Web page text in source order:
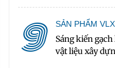
9 SẢN PHẨM
Sáng kiến
vật liệu xây